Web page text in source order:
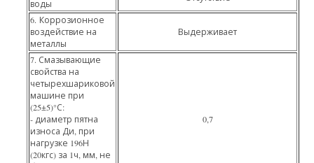
воды
6. Коррозионное
воздействие на
металлы
Выдерживает
7. Смазывающие
свойства на
четырехшариковой
машине при
(25±5)°С:
- диаметр пятна
износа Ди, при
нагрузке 196Н
(20кгс) за 1ч, мм, не
0,7